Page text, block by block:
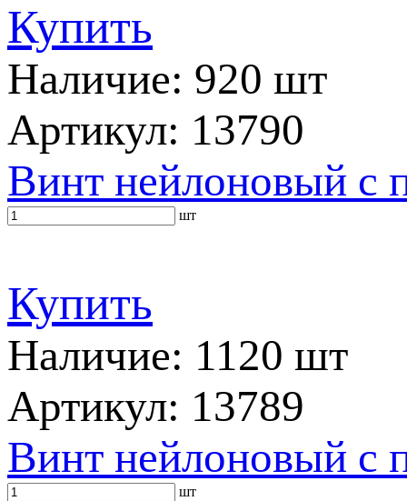
Купить
Наличие: 920 шт
Артикул: 13790
Винт нейлоновый с
шт
Купить
Наличие: 1120 шт
Артикул: 13789
Винт нейлоновый с
шт